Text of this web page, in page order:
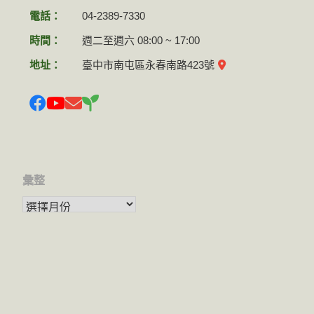
電話： 04-2389-7330
時間： 週二至週六 08:00 ~ 17:00
地址： 臺中市南屯區永春南路423號
彙整
彙整